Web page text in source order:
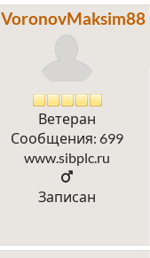
VoronovMaksim88
Ветеран
Сообщения: 699
www.sibplc.ru
Записан